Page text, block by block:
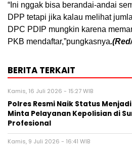
“Ini nggak bisa berandai-andai
DPP tetapi jika kalau melihat
DPC PDIP mungkin karena
PKB mendaftar,”pungkasnya
BERITA TERKAIT
Kamis, 16 Juli 2026 - 15:27 WIB
Polres Resmi Naik Status
Minta Pelayanan Kepolisian di
Profesional
Kamis, 9 Juli 2026 - 16:41 WIB